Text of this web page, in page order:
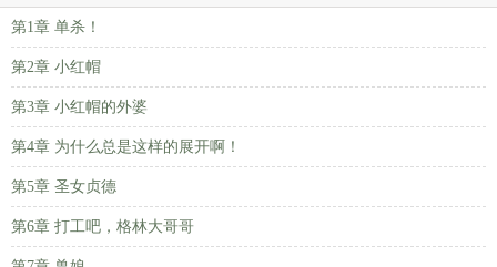
第1章 单杀！
第2章 小红帽
第3章 小红帽的外婆
第4章 为什么总是这样的展开啊！
第5章 圣女贞德
第6章 打工吧，格林大哥哥